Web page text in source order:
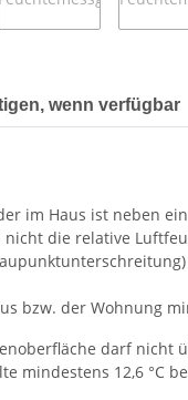
wenn verfügbar
im Haus ist neben
die relative
bzw. der Wohnung
darf nicht
mindestens 12,6 °C